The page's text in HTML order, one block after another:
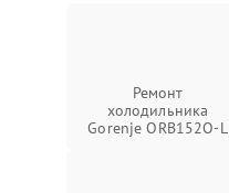
Ремонт
холодильника
Gorenje ORB152O-L